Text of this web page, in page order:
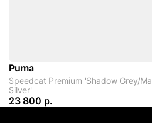
Puma
Speedcat Premium 'Shadow Grey/
Silver'
23 800 р.